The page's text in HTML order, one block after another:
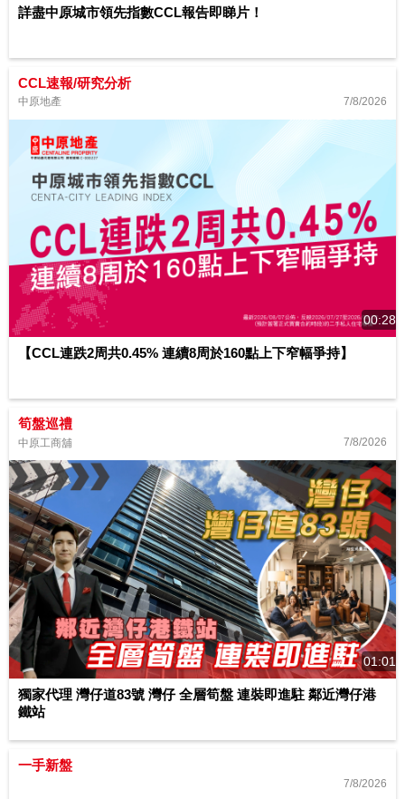
詳盡中原城市領先指數CCL報告即睇片！
CCL速報/研究分析
中原地產 7/8/2026
00:28
【CCL連跌2周共0.45% 連續8周於160點上下窄幅爭持】
筍盤巡禮
中原工商舖 7/8/2026
01:01
獨家代理 灣仔道83號 灣仔 全層筍盤 連裝即進駐 鄰近灣仔港
鐵站
一手新盤
7/8/2026